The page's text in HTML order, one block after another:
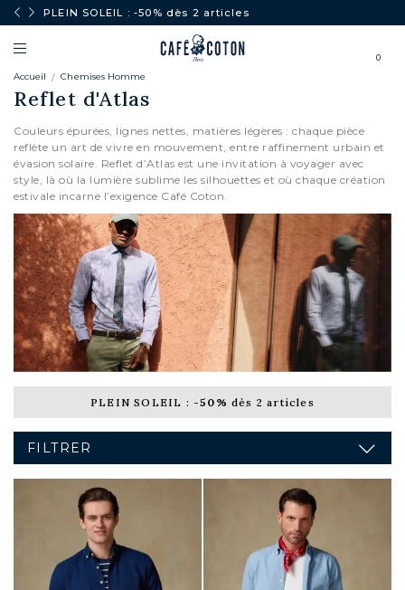
PLEIN SOLEIL : -50% dès 2 articles
0
Accueil Chemises Homme
Reflet d'Atlas
Couleurs épurées, lignes nettes, matières légères : chaque pièce
reflète un art de vivre en mouvement, entre raffinement urbain et
évasion solaire. Reflet d’Atlas est une invitation à voyager avec
style, là où la lumière sublime les silhouettes et où chaque création
estivale incarne l’exigence Café Coton.
PLEIN SOLEIL : -50% dès 2 articles
FILTRER